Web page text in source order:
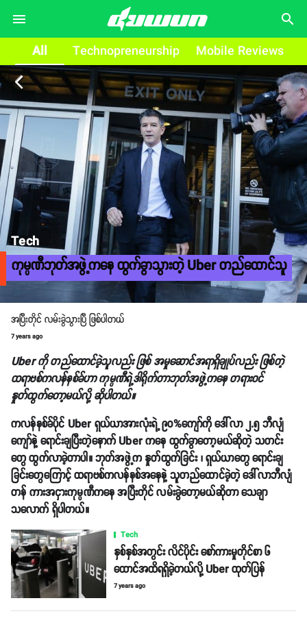
search
All Technopreneurship Mobile Reviews
arrow_back_ios
Tech
ကုမ္ပဏီဘုတ်အဖွဲ့ကနေ ထွက်ခွာသွားတဲ့ Uber တည်ထောင်သူ
အပြီးတိုင် လမ်းခွဲသွားပြီ ဖြစ်ပါတယ်
7 years ago
Uber ကို တည်ထောင်ခဲ့သူလည်း ဖြစ် အမှုဆောင်အရာရှိချုပ်လည်း ဖြစ်တဲ့
ထရာဗစ်ကလန်နစ်ခ်ဟာ ကုမ္ပဏီရဲ့ဒါရိုက်တာဘုတ်အဖွဲ့ကနေ တရားဝင်
နှုတ်ထွက်တော့မယ်လို့ ဆိုပါတယ်။
ကလန်နစ်ခ်ပိုင် Uber ရှယ်ယာအားလုံးရဲ့ ၉၀%ကျော်ကို ဒေါ်လာ ၂.၅ ဘီလျံ
ကျော်နဲ့ ရောင်းချပြီးတဲ့နောက် Uber ကနေ ထွက်ခွာတော့မယ်ဆိုတဲ့ သတင်း
တွေ ထွက်လာခဲ့တာပါ။ ဘုတ်အဖွဲ့က နှုတ်ထွက်ခြင်း ၊ ရှယ်ယာတွေ ရောင်းချ
ခြင်းတွေကြောင့် ထရာဗစ်ကလန်နစ်အနေနဲ့ သူတည်ထောင်ခဲ့တဲ့ ဒေါ်လာဘီလျံ
တန် ကားအငှားကုမ္ပဏီကနေ အပြီးတိုင် လမ်းခွဲတော့မယ်ဆိုတာ သေချာ
သလောက် ရှိပါတယ်။
Tech
နှစ်နှစ်အတွင်း လိင်ပိုင်း စော်ကားမှုတိုင်စာ ၆
ထောင်အထိရရှိခဲ့တယ်လို့ Uber ထုတ်ပြန်
7 years ago